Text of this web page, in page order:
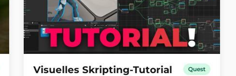
Visuelles Skripting-Tutorial
Quest